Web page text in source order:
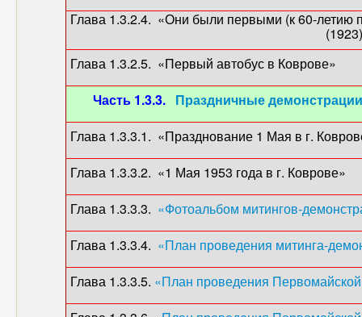
Глава 1.3.2.4. «Они были первыми (к 60-
(1923) (Л.
Глава 1.3.2.5. «Первый автобус в
Часть 1.3.3. Праздничные
Глава 1.3.3.1. «Празднование 1 Мая в г.
Глава 1.3.3.2. «1 Мая 1953 года в г. Коврове»
Глава 1.3.3.3. «Фотоальбом митингов-
Глава 1.3.3.4. «План проведения митинга-
Глава 1.3.3.5. «План проведения